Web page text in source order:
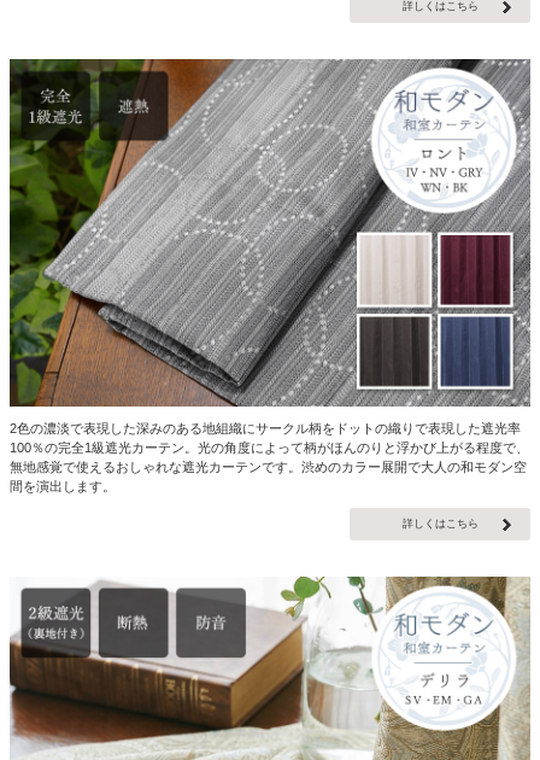
詳しくはこちら
2色の濃淡で表現した深みのある地組織にサークル柄をドットの織りで表現した遮光率
100％の完全1級遮光カーテン。光の角度によって柄がほんのりと浮かび上がる程度で、
無地感覚で使えるおしゃれな遮光カーテンです。渋めのカラー展開で大人の和モダン空
間を演出します。
詳しくはこちら